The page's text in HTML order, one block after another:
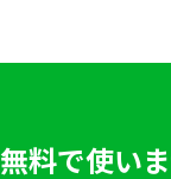
無料で使い